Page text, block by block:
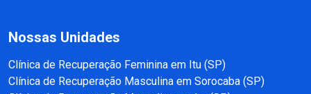
Nossas Unidades
Clínica de Recuperação Feminina em Itu (SP)
Clínica de Recuperação Masculina em Sorocaba (SP)